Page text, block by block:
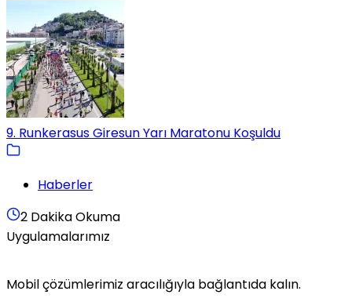
9. Runkerasus Giresun Yarı Maratonu Koşuldu
Haberler
2 Dakika Okuma
Uygulamalarımız
Mobil çözümlerimiz aracılığıyla bağlantıda kalın.